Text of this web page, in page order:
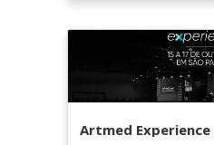
Artmed Experience